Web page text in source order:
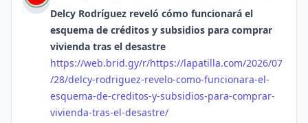
Delcy Rodríguez reveló cómo funcionará el
esquema de créditos y subsidios para comprar
vivienda tras el desastre
https://web.brid.gy/r/https://lapatilla.com/2026/07
/28/delcy-rodriguez-revelo-como-funcionara-el-
esquema-de-creditos-y-subsidios-para-comprar-
vivienda-tras-el-desastre/